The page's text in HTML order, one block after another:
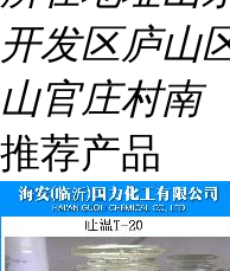
开发区庐山
山官庄村南
推荐产品